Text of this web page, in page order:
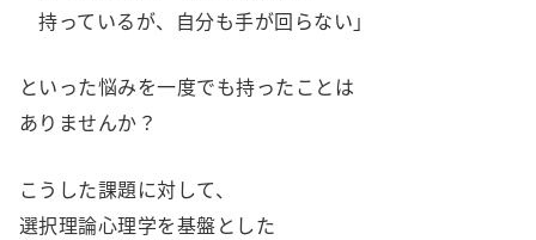
持っているが、自分も手が回らない」
といった悩みを一度でも持ったことは
ありませんか？
こうした課題に対して、
選択理論心理学を基盤とした